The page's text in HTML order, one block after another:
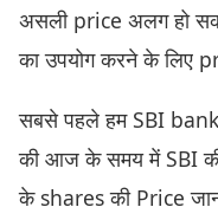
असली price अलग हो
का उपयोग करने के लिए
सबसे पहले हम SBI
की आज के समय में SBI
के shares की Price